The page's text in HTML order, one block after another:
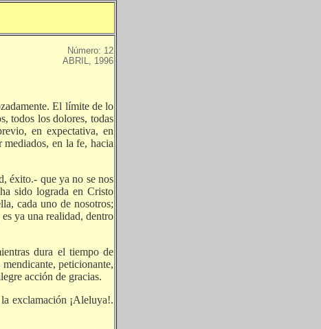
Número: 12
ABRIL, 1996
El límite de lo
todos los dolores, todas
en expectativa, en
mediados, en la fe, hacia
éxito.- que ya no se nos
sido lograda en Cristo
cada uno de nosotros;
ya una realidad, dentro
dura el tiempo de
peticionante,
acción de gracias.
exclamación ¡Aleluya!.